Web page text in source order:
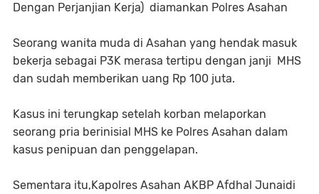
Dengan Perjanjian Kerja) diamankan Polres Asahan
Seorang wanita muda di Asahan yang hendak masuk
bekerja sebagai P3K merasa tertipu dengan janji MHS
dan sudah memberikan uang Rp 100 juta.
Kasus ini terungkap setelah korban melaporkan
seorang pria berinisial MHS ke Polres Asahan dalam
kasus penipuan dan penggelapan.
Sementara itu,Kapolres Asahan AKBP Afdhal Junaidi